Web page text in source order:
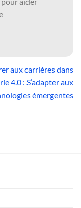
aux carrières dans
4.0 : S’adapter aux
émergentes